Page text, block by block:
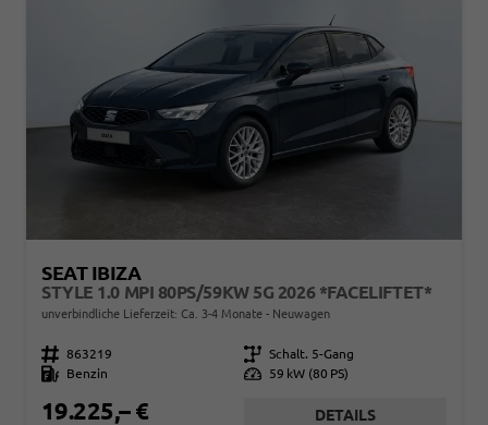
SEAT IBIZA
STYLE 1.0 MPI 80PS/59KW 5G 2026 *FACELIFTET*
unverbindliche Lieferzeit: Ca. 3-4 Monate Neuwagen
Fahrzeugnr. 863219 Getriebe Schalt. 5-Gang
Kraftstoff
Benzin Leistung 59 kW (80 PS)
19.225,– € DETAILS